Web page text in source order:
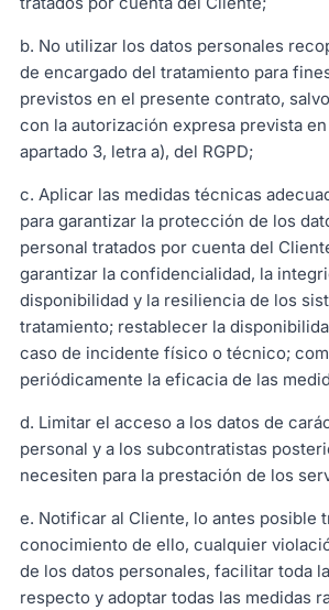
b. No utilizar los datos personales
de encargado del tratamiento para
previstos en el presente contrato,
con la autorización expresa prevista
apartado 3, letra a), del RGPD;
c. Aplicar las medidas técnicas
para garantizar la protección de los
personal tratados por cuenta del
garantizar la confidencialidad, la
disponibilidad y la resiliencia de los
tratamiento; restablecer la
caso de incidente físico o técnico;
periódicamente la eficacia de las
d. Limitar el acceso a los datos de
personal y a los subcontratistas
necesiten para la prestación de los
e. Notificar al Cliente, lo antes posible
conocimiento de ello, cualquier
de los datos personales, facilitar toda
respecto y adoptar todas las medidas